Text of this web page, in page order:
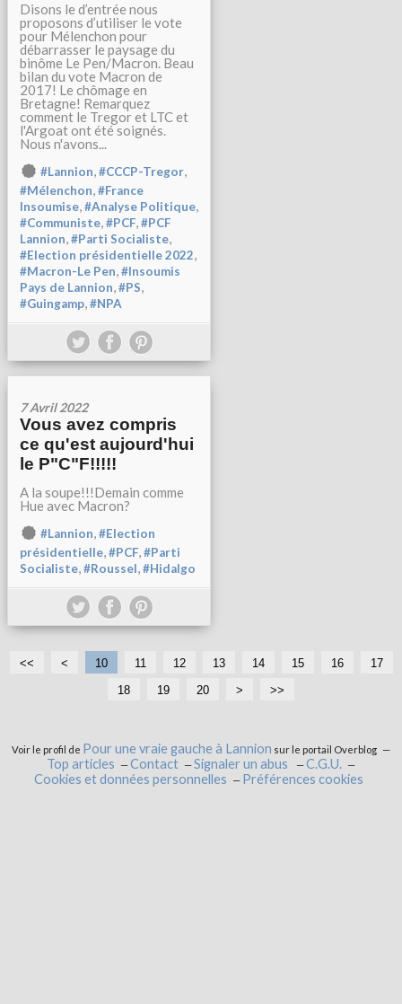
Disons le d’entrée nous
proposons d’utiliser le vote
pour Mélenchon pour
débarrasser le paysage du
binôme Le Pen/Macron. Beau
bilan du vote Macron de
2017! Le chômage en
Bretagne! Remarquez
comment le Tregor et LTC et
l'Argoat ont été soignés.
Nous n'avons...
#Lannion,#CCCP-Tregor,
#Mélenchon,#France
Insoumise,#Analyse Politique,
#Communiste,#PCF,#PCF
Lannion,#Parti Socialiste,
#Election présidentielle 2022,
#Macron-Le Pen,#Insoumis
Pays de Lannion,#PS,
#Guingamp,#NPA
7 Avril 2022
Vous avez compris
ce qu'est aujourd'hui
le P"C"F!!!!!
A la soupe!!!Demain comme
Hue avec Macron?
#Lannion,#Election
présidentielle,#PCF,#Parti
Socialiste,#Roussel,#Hidalgo
<< < 10 11 12 13 14 15 16
17
18
19 20
3
4
5
> >>
Voir le profil de Pour une vraie gauche à Lannion sur le portail Overblog
Top articles Contact Signaler un abus
C.G.U.
Cookies et données personnelles
Préférences cookies